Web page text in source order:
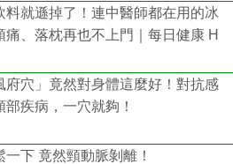
料就遜掉了！連中醫師都在用的冰
痛、落枕再也不上門｜每日健康 H
府穴」竟然對身體這麼好！對抗感
疾病，一穴就夠！
一下 竟然頸動脈剝離！